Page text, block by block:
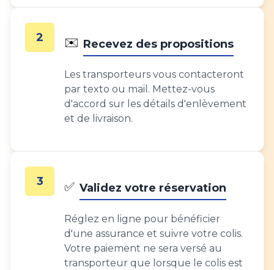
2 ✉️ Recevez des propositions
Les transporteurs vous contacteront
par texto ou mail. Mettez-vous
d'accord sur les détails d'enlèvement
et de livraison.
3 ✅ Validez votre réservation
Réglez en ligne pour bénéficier
d'une assurance et suivre votre colis.
Votre paiement ne sera versé au
transporteur que lorsque le colis est